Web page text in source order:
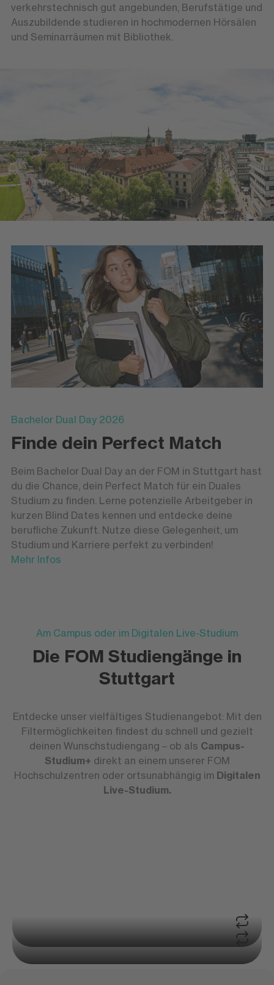
verkehrstechnisch gut angebunden, Berufstätige und
Auszubildende studieren in hochmodernen Hörsälen
und Seminarräumen mit Bibliothek.
Bachelor Dual Day 2026
Finde dein Perfect Match
Beim Bachelor Dual Day an der FOM in Stuttgart hast
du die Chance, dein Perfect Match für ein Duales
Studium zu finden. Lerne potenzielle Arbeitgeber in
kurzen Blind Dates kennen und entdecke deine
berufliche Zukunft. Nutze diese Gelegenheit, um
Studium und Karriere perfekt zu verbinden!
Mehr Infos
Am Campus oder im Digitalen Live-Studium
Die FOM Studiengänge in
Stuttgart
Entdecke unser vielfältiges Studienangebot: Mit den
Filtermöglichkeiten findest du schnell und gezielt
deinen Wunschstudiengang – ob als Campus-
Studium+ direkt an einem unserer FOM
Hochschulzentren oder ortsunabhängig im Digitalen
Live-Studium.
Über 30 Hochschulzentren
Campus-Studium+
Studium in Präsenz
Gemeinsam studieren
Ortsunabhängig studierenDie Alternative zum Fernstudium